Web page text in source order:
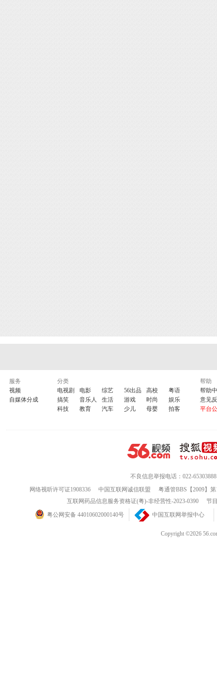
服务
视频
自媒体分成
分类
电视剧
电影 综艺 56出品 高校
粤语
搞笑
音乐人 生活 游戏 时尚
娱乐
科技
教育 汽车 少儿 母婴 拍客
帮助
帮助
意见
平台
不良信息举报电话：022-65303888
网络视听许可证1908336
中国互联网诚信联盟
粤通管BBS【2009】
互联网药品信息服务资格证(粤)-非经营性-2023-0390
节
粤公网安备 44010602000140号
中国互联网举报中心
Copyright ©2026